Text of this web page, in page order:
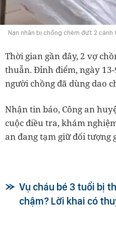
Nạn nhân bị chồng chém đứt 2 cánh
Thời gian gần đây, 2 vợ
thuẫn. Đỉnh điểm, ngày
người chồng đã dùng dao
Nhận tin báo, Công an
cuộc điều tra, khám
an đang tạm giữ đối tượng
Vụ cháu bé 3 tuổi bị
chậm? Lời khai có